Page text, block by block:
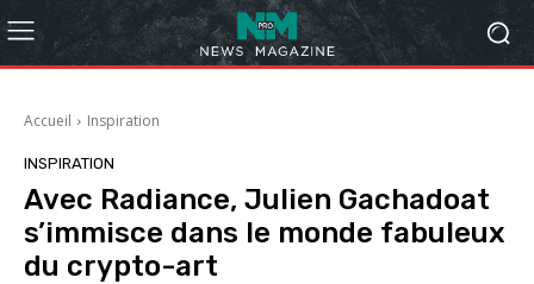
Accueil Inspiration
INSPIRATION
Avec Radiance, Julien Gachadoat
s’immisce dans le monde fabuleux
du crypto-art